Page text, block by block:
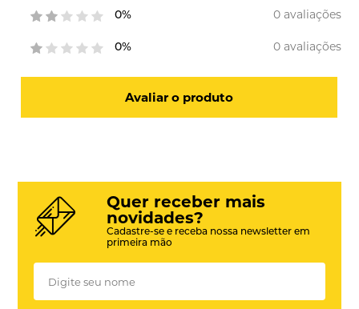
0% 0 avaliações
0% 0 avaliações
Avaliar o produto
Quer receber mais
novidades?
Cadastre-se e receba nossa newsletter em
primeira mão